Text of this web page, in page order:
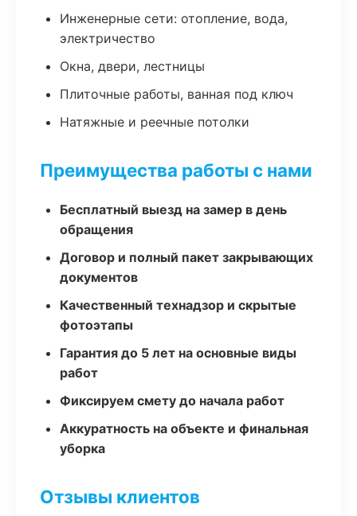
Инженерные сети: отопление, вода,
электричество
Окна, двери, лестницы
Плиточные работы, ванная под ключ
Натяжные и реечные потолки
Преимущества работы с нами
Бесплатный выезд на замер в день
обращения
Договор и полный пакет закрывающих
документов
Качественный технадзор и скрытые
фотоэтапы
Гарантия до 5 лет на основные виды
работ
Фиксируем смету до начала работ
Аккуратность на объекте и финальная
уборка
Отзывы клиентов